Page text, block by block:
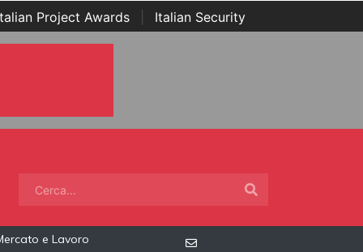
Project Awards Italian Security
e Lavoro